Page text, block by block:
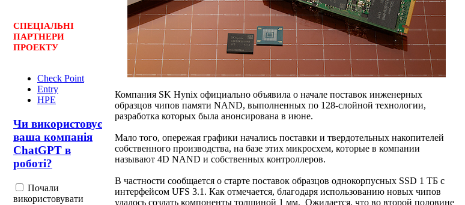
СПЕЦІАЛЬНІ
ПАРТНЕРИ
ПРОЕКТУ
Check Point
Entry
HPE
Чи використовує
ваша компанія
ChatGPT в
роботі?
Почали
використовувати
Компания SK Hynix официально объявила о начале поставок инженерных
образцов чипов памяти NAND, выполненных по 128-слойной технологии,
разработка которых была анонсирована в июне.
Мало того, опережая графики начались поставки и твердотельных накопителей
собственного производства, на базе этих микросхем, которые в компании
называют 4D NAND и собственных контроллеров.
В частности сообщается о старте поставок образцов однокорпусных SSD 1 ТБ с
интерфейсом UFS 3.1. Как отмечается, благодаря использованию новых чипов
удалось создать компоненты толщиной 1 мм. Ожидается, что во второй половине